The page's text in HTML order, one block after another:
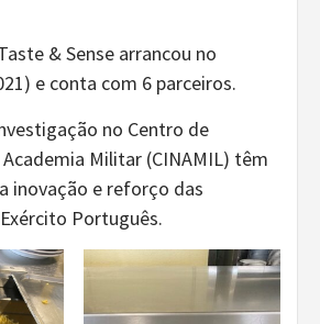
& Sense arrancou no
e conta com 6 parceiros.
no Centro de
Militar (CINAMIL) têm
inovação e reforço das
Português.